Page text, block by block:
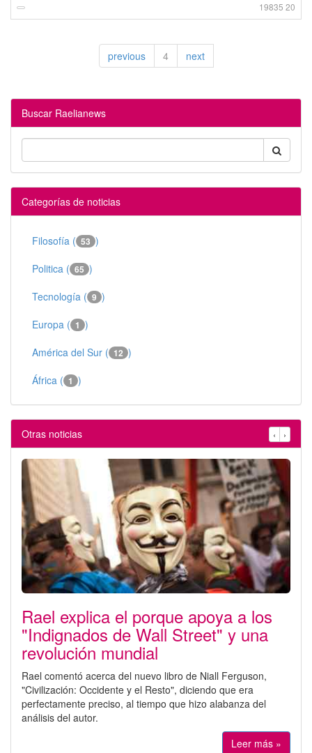
19835 20
previous 4 next
Buscar Raelianews
Categorías de noticias
Filosofía ( 53 )
Politica ( 65 )
Tecnología ( 9 )
Europa ( 1 )
América del Sur ( 12 )
África ( 1 )
Otras noticias ‹ ›
Rael explica el porque apoya a los
"Indignados de Wall Street" y una
revolución mundial
Rael comentó acerca del nuevo libro de Niall Ferguson,
"Civilización: Occidente y el Resto", diciendo que era
perfectamente preciso, al tiempo que hizo alabanza del
análisis del autor.
Leer más »